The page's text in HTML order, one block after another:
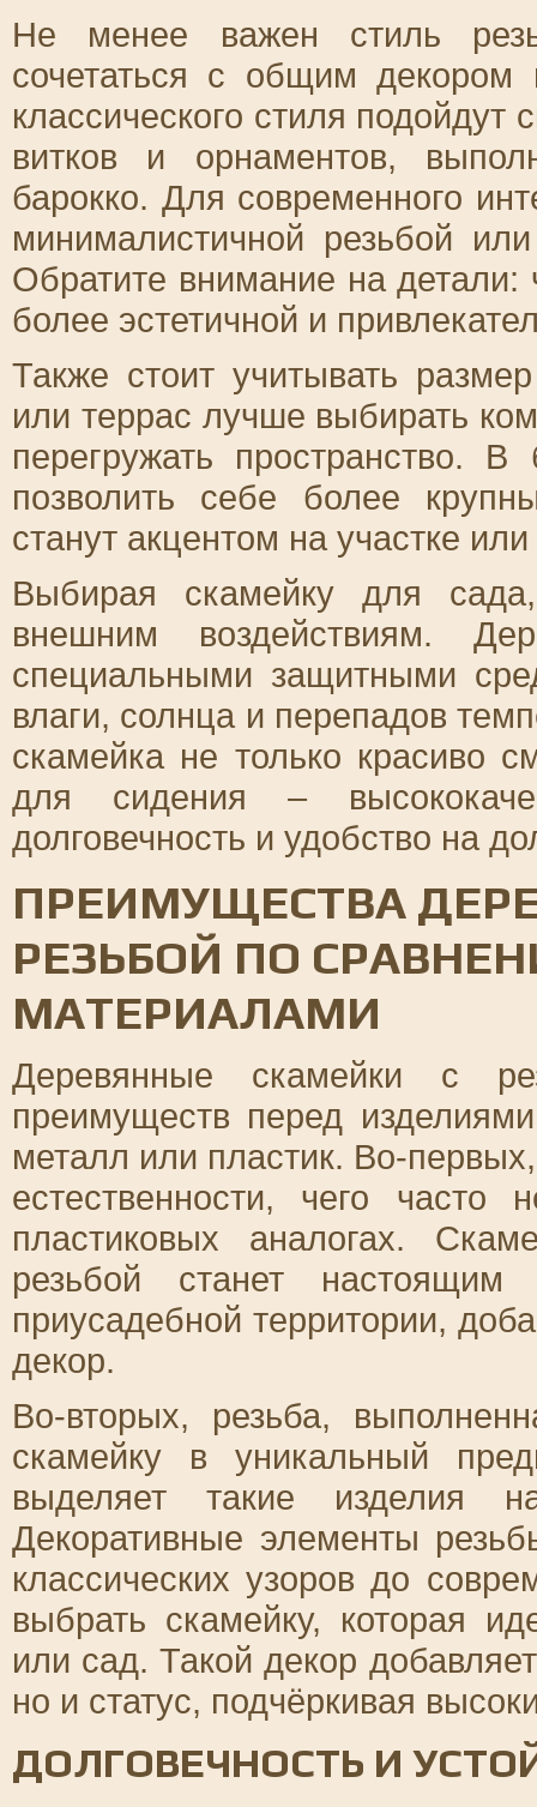
Не менее важен стиль
сочетаться с общим
классического стиля
витков и орнаментов,
барокко. Для современного
минималистичной резьбой
Обратите внимание на
более эстетичной и
Также стоит учитывать
или террас лучше выбирать
перегружать пространство.
позволить себе более
станут акцентом на участке
Выбирая скамейку для
внешним воздействиям.
специальными защитными
влаги, солнца и перепадов
скамейка не только красиво
для сидения –
долговечность и удобство на
ПРЕИМУЩЕСТВА
РЕЗЬБОЙ ПО
МАТЕРИАЛАМИ
Деревянные скамейки с
преимуществ перед
металл или пластик. Во-
естественности, чего часто
пластиковых аналогах.
резьбой станет
приусадебной территории,
декор.
Во-вторых, резьба,
скамейку в уникальный
выделяет такие изделия
Декоративные элементы
классических узоров до
выбрать скамейку, которая
или сад. Такой декор
но и статус, подчёркивая
ДОЛГОВЕЧНОСТЬ И